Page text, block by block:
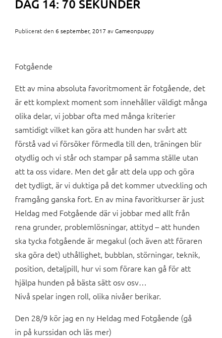
DAG 14: 70 SEKUNDER
Publicerat den 6 september, 2017 avGameonpuppy
Fotgående
Ett av mina absoluta favoritmoment är fotgående, det
är ett komplext moment som innehåller väldigt många
olika delar, vi jobbar ofta med många kriterier
samtidigt vilket kan göra att hunden har svårt att
förstå vad vi försöker förmedla till den, träningen blir
otydlig och vi står och stampar på samma ställe utan
att ta oss vidare. Men det går att dela upp och göra
det tydligt, är vi duktiga på det kommer utveckling och
framgång ganska fort. En av mina favoritkurser är just
Heldag med Fotgående där vi jobbar med allt från
rena grunder, problemlösningar, attityd – att hunden
ska tycka fotgående är megakul (och även att föraren
ska göra det) uthållighet, bubblan, störningar, teknik,
position, detaljpill, hur vi som förare kan gå för att
hjälpa hunden på bästa sätt osv osv…
Nivå spelar ingen roll, olika nivåer berikar.
Den 28/9 kör jag en ny Heldag med Fotgående (gå
in på kurssidan och läs mer)